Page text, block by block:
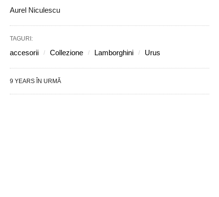
Aurel Niculescu
TAGURI:
accesorii Collezione Lamborghini Urus
9 YEARS ÎN URMĂ